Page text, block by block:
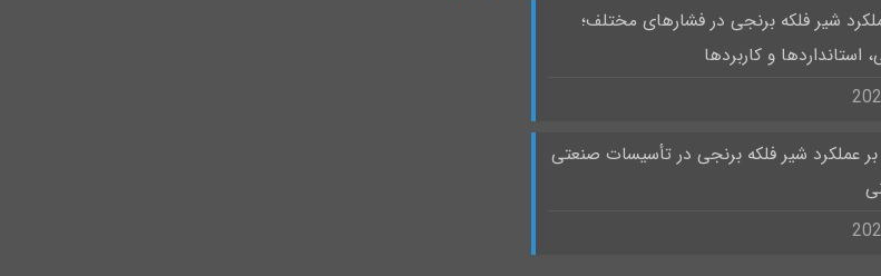
شیر فلکه برنجی در فشارهای مختلف؛
استانداردها و کاربردها
بر عملکرد شیر فلکه برنجی در تأسیسات صنعتی